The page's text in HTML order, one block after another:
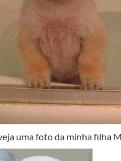
uma foto da minha filha